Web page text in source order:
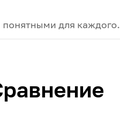
понятными для каждого.